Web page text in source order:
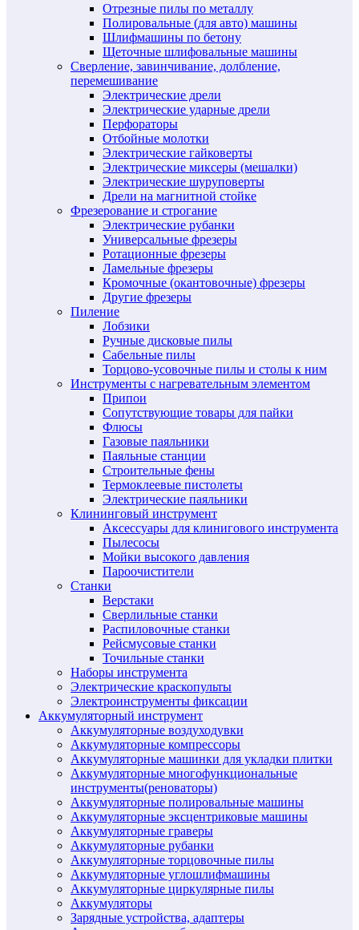
Отрезные пилы по металлу
Полировальные (для авто) машины
Шлифмашины по бетону
Щеточные шлифовальные машины
Сверление, завинчивание, долбление,
перемешивание
Электрические дрели
Электрические ударные дрели
Перфораторы
Отбойные молотки
Электрические гайковерты
Электрические миксеры (мешалки)
Электрические шуруповерты
Дрели на магнитной стойке
Фрезерование и строгание
Электрические рубанки
Универсальные фрезеры
Ротационные фрезеры
Ламельные фрезеры
Кромочные (окантовочные) фрезеры
Другие фрезеры
Пиление
Лобзики
Ручные дисковые пилы
Сабельные пилы
Торцово-усовочные пилы и столы к ним
Инструменты с нагревательным элементом
Припои
Сопутствующие товары для пайки
Флюсы
Газовые паяльники
Паяльные станции
Строительные фены
Термоклеевые пистолеты
Электрические паяльники
Клининговый инструмент
Аксессуары для клинигового инструмента
Пылесосы
Мойки высокого давления
Пароочистители
Станки
Верстаки
Сверлильные станки
Распиловочные станки
Рейсмусовые станки
Точильные станки
Наборы инструмента
Электрические краскопульты
Электроинструменты фиксации
Аккумуляторный инструмент
Аккумуляторные воздуходувки
Аккумуляторные компрессоры
Аккумуляторные машинки для укладки плитки
Аккумуляторные многофункциональные
инструменты(реноваторы)
Аккумуляторные полировальные машины
Аккумуляторные эксцентриковые машины
Аккумуляторные граверы
Аккумуляторные рубанки
Аккумуляторные торцовочные пилы
Аккумуляторные углошлифмашины
Аккумуляторные циркулярные пилы
Аккумуляторы
Зарядные устройства, адаптеры